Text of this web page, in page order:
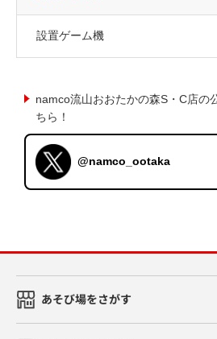
設置ゲーム機
namco流山おおたかの森S・C店の
ちら！
@namco_ootaka
あそび場をさがす